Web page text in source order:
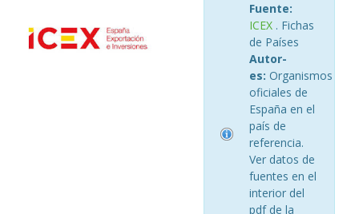
Fuente:
ICEX . Fichas
de Países
Autor-
es: Organismos
oficiales de
España en el
país de
referencia.
Ver datos de
fuentes en el
interior del
pdf de la